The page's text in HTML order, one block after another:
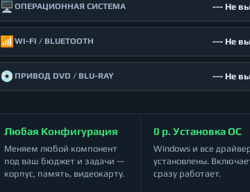
🖥️ ОПЕРАЦИОННАЯ СИСТЕМА --- Не
📶 WI-FI / BLUETOOTH --- Не
💿 ПРИВОД DVD / BLU-RAY --- Не
Любая Конфигурация
Меняем любой компонент
под ваш бюджет и задачи —
корпус, память, видеокарту.
0 р. Установка ОС
Windows и все
установлены.
сразу работает.